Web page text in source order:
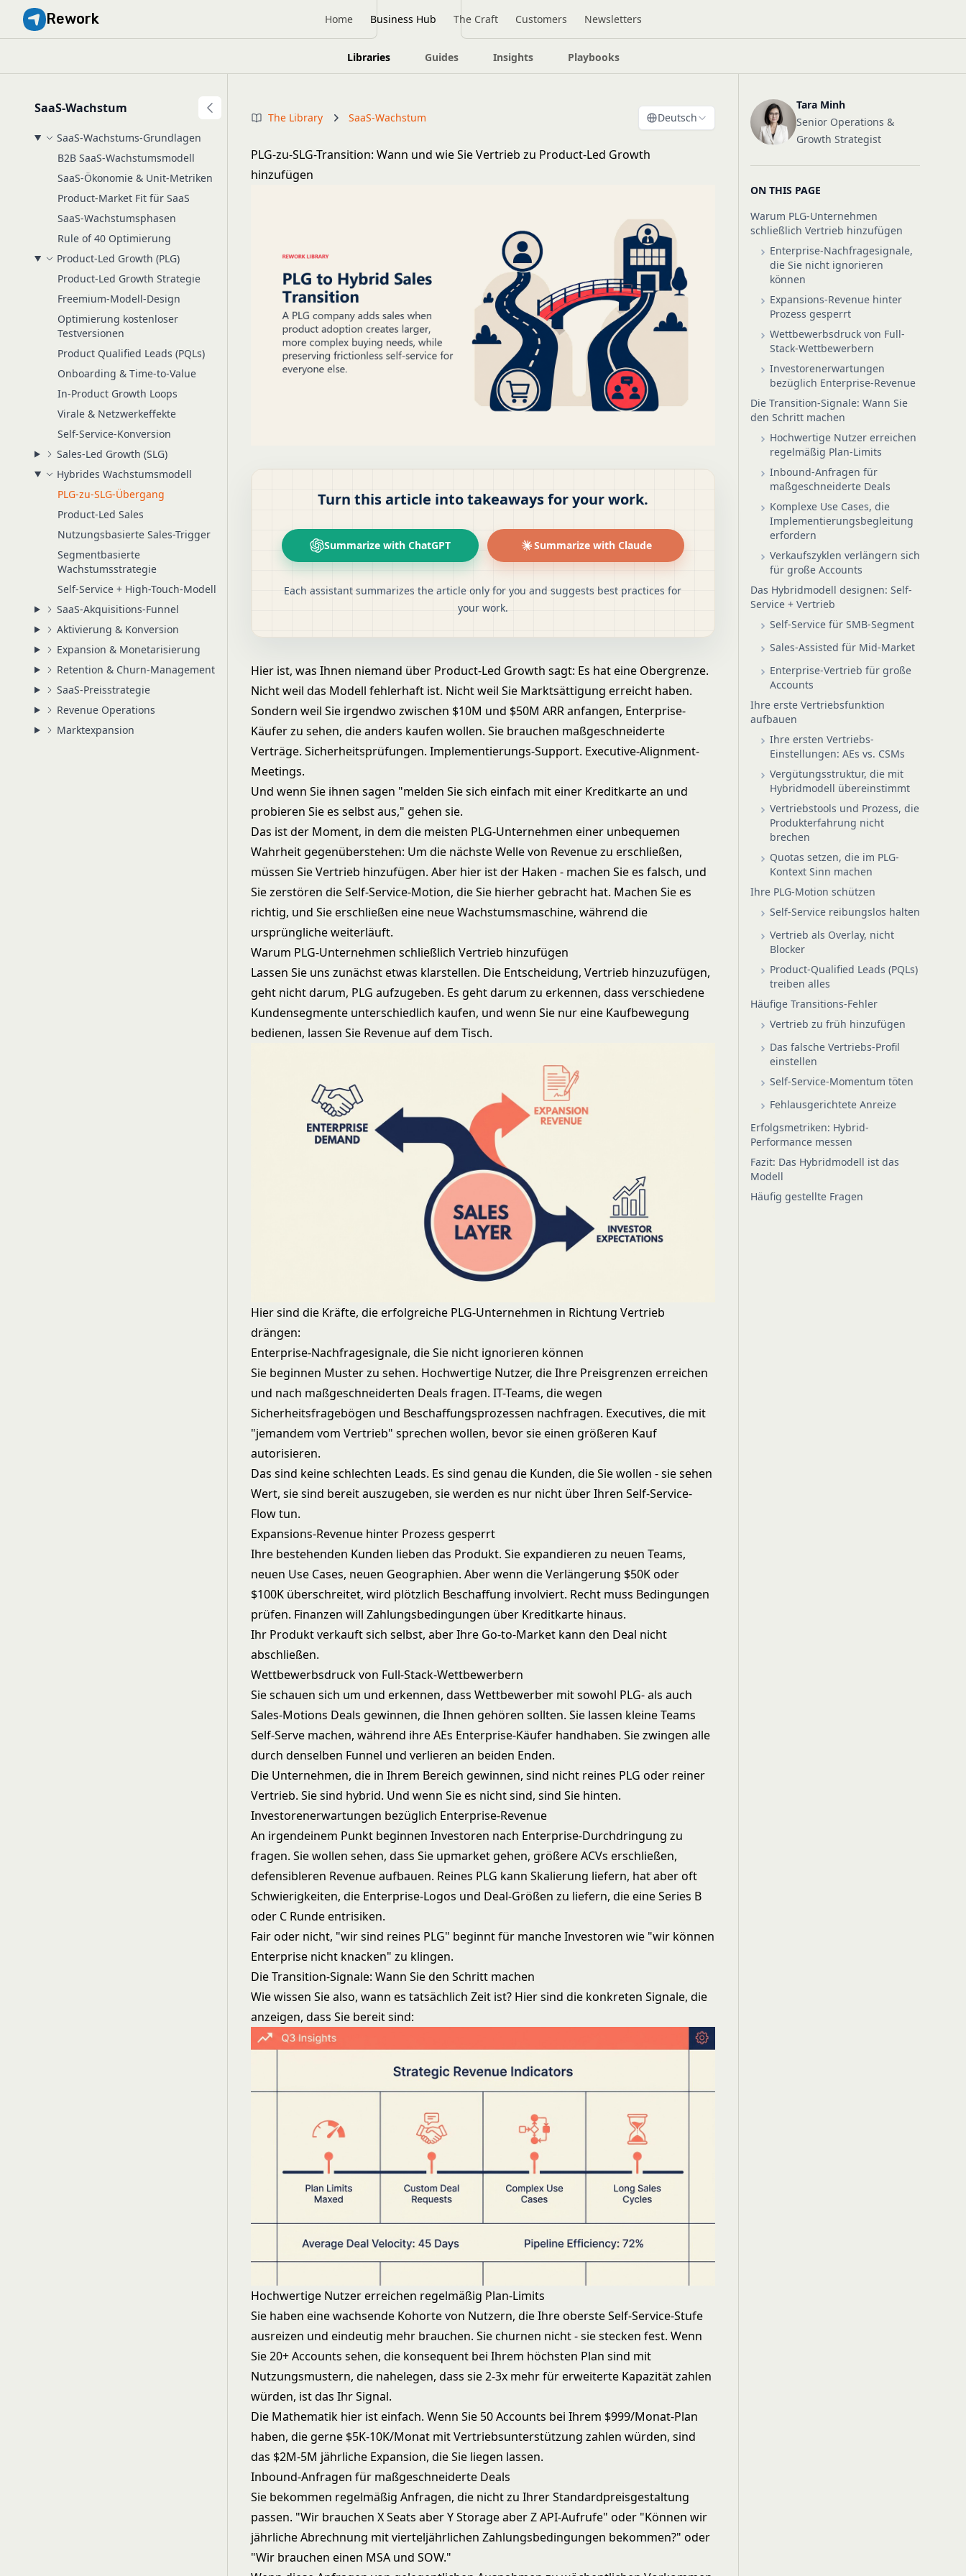
Rework Home Business Hub The Craft Customers Newsletters
Libraries Guides Insights Playbooks
SaaS-Wachstum
SaaS-Wachstums-Grundlagen
B2B SaaS-Wachstumsmodell
SaaS-Ökonomie & Unit-Metriken
Product-Market Fit für SaaS
SaaS-Wachstumsphasen
Rule of 40 Optimierung
Product-Led Growth (PLG)
Product-Led Growth Strategie
Freemium-Modell-Design
Optimierung kostenloser
Testversionen
Product Qualified Leads (PQLs)
Onboarding & Time-to-Value
In-Product Growth Loops
Virale & Netzwerkeffekte
Self-Service-Konversion
Sales-Led Growth (SLG)
Hybrides Wachstumsmodell
PLG-zu-SLG-Übergang
Product-Led Sales
Nutzungsbasierte Sales-Trigger
Segmentbasierte
Wachstumsstrategie
Self-Service + High-Touch-Modell
SaaS-Akquisitions-Funnel
Aktivierung & Konversion
Expansion & Monetarisierung
Retention & Churn-Management
SaaS-Preisstrategie
Revenue Operations
Marktexpansion
The Library SaaS-Wachstum Deutsch
PLG-zu-SLG-Transition: Wann und wie Sie Vertrieb zu Product-Led Growth
hinzufügen
Turn this article into takeaways for your work.
Summarize with ChatGPT Summarize with Claude
Each assistant summarizes the article only for you and suggests best practices for
your work.
Hier ist, was Ihnen niemand über Product-Led Growth sagt: Es hat eine Obergrenze.
Nicht weil das Modell fehlerhaft ist. Nicht weil Sie Marktsättigung erreicht haben.
Sondern weil Sie irgendwo zwischen $10M und $50M ARR anfangen, Enterprise-
Käufer zu sehen, die anders kaufen wollen. Sie brauchen maßgeschneiderte
Verträge. Sicherheitsprüfungen. Implementierungs-Support. Executive-Alignment-
Meetings.
Und wenn Sie ihnen sagen "melden Sie sich einfach mit einer Kreditkarte an und
probieren Sie es selbst aus," gehen sie.
Das ist der Moment, in dem die meisten PLG-Unternehmen einer unbequemen
Wahrheit gegenüberstehen: Um die nächste Welle von Revenue zu erschließen,
müssen Sie Vertrieb hinzufügen. Aber hier ist der Haken - machen Sie es falsch, und
Sie zerstören die Self-Service-Motion, die Sie hierher gebracht hat. Machen Sie es
richtig, und Sie erschließen eine neue Wachstumsmaschine, während die
ursprüngliche weiterläuft.
Warum PLG-Unternehmen schließlich Vertrieb hinzufügen
Lassen Sie uns zunächst etwas klarstellen. Die Entscheidung, Vertrieb hinzuzufügen,
geht nicht darum, PLG aufzugeben. Es geht darum zu erkennen, dass verschiedene
Kundensegmente unterschiedlich kaufen, und wenn Sie nur eine Kaufbewegung
bedienen, lassen Sie Revenue auf dem Tisch.
Hier sind die Kräfte, die erfolgreiche PLG-Unternehmen in Richtung Vertrieb
drängen:
Enterprise-Nachfragesignale, die Sie nicht ignorieren können
Sie beginnen Muster zu sehen. Hochwertige Nutzer, die Ihre Preisgrenzen erreichen
und nach maßgeschneiderten Deals fragen. IT-Teams, die wegen
Sicherheitsfragebögen und Beschaffungsprozessen nachfragen. Executives, die mit
"jemandem vom Vertrieb" sprechen wollen, bevor sie einen größeren Kauf
autorisieren.
Das sind keine schlechten Leads. Es sind genau die Kunden, die Sie wollen - sie sehen
Wert, sie sind bereit auszugeben, sie werden es nur nicht über Ihren Self-Service-
Flow tun.
Expansions-Revenue hinter Prozess gesperrt
Ihre bestehenden Kunden lieben das Produkt. Sie expandieren zu neuen Teams,
neuen Use Cases, neuen Geographien. Aber wenn die Verlängerung $50K oder
$100K überschreitet, wird plötzlich Beschaffung involviert. Recht muss Bedingungen
prüfen. Finanzen will Zahlungsbedingungen über Kreditkarte hinaus.
Ihr Produkt verkauft sich selbst, aber Ihre Go-to-Market kann den Deal nicht
abschließen.
Wettbewerbsdruck von Full-Stack-Wettbewerbern
Sie schauen sich um und erkennen, dass Wettbewerber mit sowohl PLG- als auch
Sales-Motions Deals gewinnen, die Ihnen gehören sollten. Sie lassen kleine Teams
Self-Serve machen, während ihre AEs Enterprise-Käufer handhaben. Sie zwingen alle
durch denselben Funnel und verlieren an beiden Enden.
Die Unternehmen, die in Ihrem Bereich gewinnen, sind nicht reines PLG oder reiner
Vertrieb. Sie sind hybrid. Und wenn Sie es nicht sind, sind Sie hinten.
Investorenerwartungen bezüglich Enterprise-Revenue
An irgendeinem Punkt beginnen Investoren nach Enterprise-Durchdringung zu
fragen. Sie wollen sehen, dass Sie upmarket gehen, größere ACVs erschließen,
defensibleren Revenue aufbauen. Reines PLG kann Skalierung liefern, hat aber oft
Schwierigkeiten, die Enterprise-Logos und Deal-Größen zu liefern, die eine Series B
oder C Runde entrisiken.
Fair oder nicht, "wir sind reines PLG" beginnt für manche Investoren wie "wir können
Enterprise nicht knacken" zu klingen.
Die Transition-Signale: Wann Sie den Schritt machen
Wie wissen Sie also, wann es tatsächlich Zeit ist? Hier sind die konkreten Signale, die
anzeigen, dass Sie bereit sind:
Hochwertige Nutzer erreichen regelmäßig Plan-Limits
Sie haben eine wachsende Kohorte von Nutzern, die Ihre oberste Self-Service-Stufe
ausreizen und eindeutig mehr brauchen. Sie churnen nicht - sie stecken fest. Wenn
Sie 20+ Accounts sehen, die konsequent bei Ihrem höchsten Plan sind mit
Nutzungsmustern, die nahelegen, dass sie 2-3x mehr für erweiterte Kapazität zahlen
würden, ist das Ihr Signal.
Die Mathematik hier ist einfach. Wenn Sie 50 Accounts bei Ihrem $999/Monat-Plan
haben, die gerne $5K-10K/Monat mit Vertriebsunterstützung zahlen würden, sind
das $2M-5M jährliche Expansion, die Sie liegen lassen.
Inbound-Anfragen für maßgeschneiderte Deals
Sie bekommen regelmäßig Anfragen, die nicht zu Ihrer Standardpreisgestaltung
passen. "Wir brauchen X Seats aber Y Storage aber Z API-Aufrufe" oder "Können wir
jährliche Abrechnung mit vierteljährlichen Zahlungsbedingungen bekommen?" oder
"Wir brauchen einen MSA und SOW."
Tara Minh
Senior Operations &
Growth Strategist
ON THIS PAGE
Warum PLG-Unternehmen
schließlich Vertrieb hinzufügen
Enterprise-Nachfragesignale,
die Sie nicht ignorieren
können
Expansions-Revenue hinter
Prozess gesperrt
Wettbewerbsdruck von Full-
Stack-Wettbewerbern
Investorenerwartungen
bezüglich Enterprise-Revenue
Die Transition-Signale: Wann Sie
den Schritt machen
Hochwertige Nutzer erreichen
regelmäßig Plan-Limits
Inbound-Anfragen für
maßgeschneiderte Deals
Komplexe Use Cases, die
Implementierungsbegleitung
erfordern
Verkaufszyklen verlängern sich
für große Accounts
Das Hybridmodell designen: Self-
Service + Vertrieb
Self-Service für SMB-Segment
Sales-Assisted für Mid-Market
Enterprise-Vertrieb für große
Accounts
Ihre erste Vertriebsfunktion
aufbauen
Ihre ersten Vertriebs-
Einstellungen: AEs vs. CSMs
Vergütungsstruktur, die mit
Hybridmodell übereinstimmt
Vertriebstools und Prozess, die
Produkterfahrung nicht
brechen
Quotas setzen, die im PLG-
Kontext Sinn machen
Ihre PLG-Motion schützen
Self-Service reibungslos halten
Vertrieb als Overlay, nicht
Blocker
Product-Qualified Leads (PQLs)
treiben alles
Häufige Transitions-Fehler
Vertrieb zu früh hinzufügen
Das falsche Vertriebs-Profil
einstellen
Self-Service-Momentum töten
Fehlausgerichtete Anreize
Erfolgsmetriken: Hybrid-
Performance messen
Fazit: Das Hybridmodell ist das
Modell
Häufig gestellte Fragen